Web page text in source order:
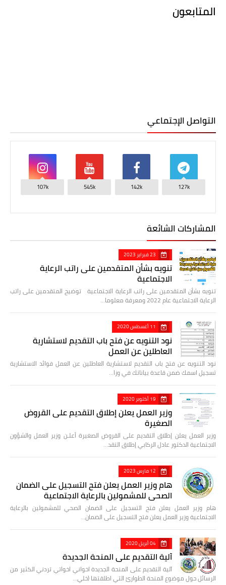
المتابعون
التواصل الإجتماعي
127k
142k
545k
107k
المشاركات الشائعة
23 فبراير 2023
تنويه بشأن المتقدمين على راتب الرعاية
الاجتماعية
تنويه بشأن المتقدمين على راتب الرعاية الاجتماعية توضيح المتقدمين على راتب
الرعاية الاجتماعية عام 2022 ومعرفة معلوما…
11 أغسطس 2020
نود التنويه عن فتح باب التقديم لاستشارية
العاطلين عن العمل
نود التنويه عن فتح باب التقديم لاستشارية العاطلين عن العمل فوائد الاستشارية
تسجيل اسمك ضمن قاعدة بياناتك في وزا…
19 أكتوبر 2020
وزير العمل يعلن إطلاق التقديم على القروض
الصغيرة
وزير العمل يعلن إطلاق التقديم على القروض الصغيرة أعلـن وزير العمل والشؤون
الاجتماعية الدكتور عادل الركابي إطلاق التقد…
12 مارس 2023
هام وزير العمل يعلن فتح التسجيل على الضمان
الصحي للمشمولين بالرعاية الاجتماعية
هام وزير العمل يعلن فتح التسجيل على الضمان الصحي للمشمولين بالرعاية
الاجتماعية وزير العمل يعلن فتح التسجيل على الضمان…
04 أبريل 2020
آلية التقديم على المنحة الجديدة
آلية التقديم على المنحة الجديدة اخواني اخواتي تردني الكثير من
الرسائل حول موضوع المنحة الطوارئ التي اطلقتها (خلي…